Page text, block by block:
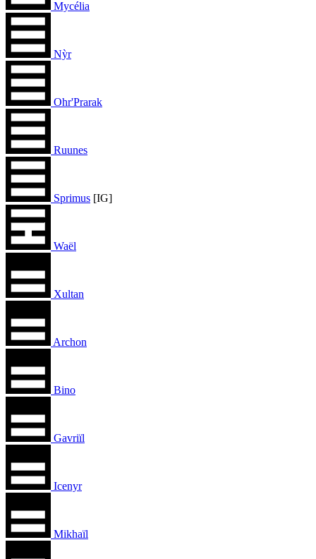
Mycélia
Nỳr
Ohr'Prarak
Ruunes
Sprimus [IG]
Waël
Xultan
Archon
Bino
Gavriïl
Icenyr
Mikhaïl